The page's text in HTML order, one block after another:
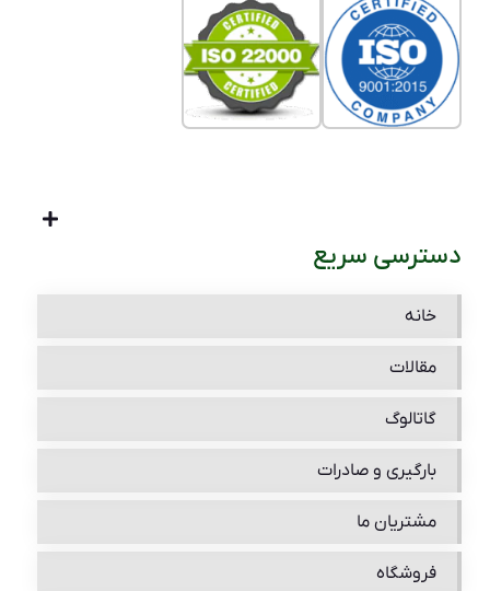
دسترسی سریع
خانه
مقالات
گاتالوگ
بارگیری و صادرات
مشتریان ما
فروشگاه